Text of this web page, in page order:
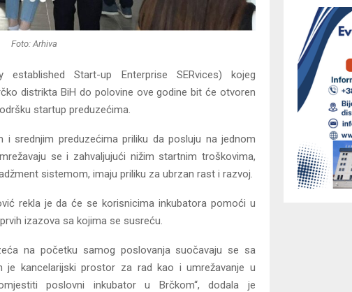
Foto: Arhiva
established Start-up Enterprise SERvices) kojeg
distrikta BiH do polovine ove godine bit će otvoren
startup preduzećima.
i srednjim preduzećima priliku da posluju na jednom
se i zahvaljujući nižim startnim troškovima,
sistemom, imaju priliku za ubrzan rast i razvoj.
rekla je da će se korisnicima inkubatora pomoći u
izazova sa kojima se susreću.
na početku samog poslovanja suočavaju se sa
je kancelarijski prostor za rad kao i umrežavanje u
poslovni inkubator u Brčkom“, dodala je